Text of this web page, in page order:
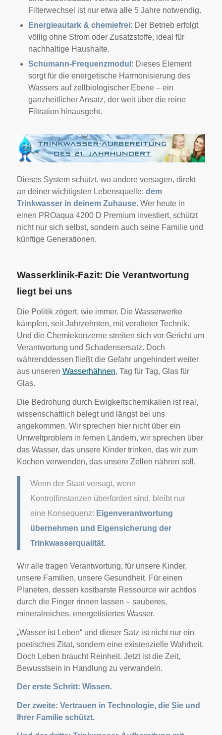
Filterwechsel ist nur etwa alle 5 Jahre notwendig.
Energieautark & chemiefrei: Der Betrieb erfolgt
völlig ohne Strom oder Zusatzstoffe, ideal für
nachhaltige Haushalte.
Schumann-Frequenzmodul : Dieses Element
sorgt für die energetische Harmonisierung des
Wassers auf zellbiologischer Ebene – ein
ganzheitlicher Ansatz, der weit über die reine
Filtration hinausgeht.
Dieses System schützt, wo andere versagen, direkt
an deiner wichtigsten Lebensquelle: dem
Trinkwasser in deinem Zuhause. Wer heute in
einen PROaqua 4200 D Premium investiert, schützt
nicht nur sich selbst, sondern auch seine Familie und
künftige Generationen.
Wasserklinik-Fazit: Die Verantwortung
liegt bei uns
Die Politik zögert, wie immer. Die Wasserwerke
kämpfen, seit Jahrzehnten, mit veralteter Technik.
Und die Chemiekonzerne streiten sich vor Gericht um
Verantwortung und Schadensersatz. Doch
währenddessen fließt die Gefahr ungehindert weiter
aus unseren Wasserhähnen, Tag für Tag, Glas für
Glas.
Die Bedrohung durch Ewigkeitschemikalien ist real,
wissenschaftlich belegt und längst bei uns
angekommen. Wir sprechen hier nicht über ein
Umweltproblem in fernen Ländern, wir sprechen über
das Wasser, das unsere Kinder trinken, das wir zum
Kochen verwenden, das unsere Zellen nähren soll.
Wenn der Staat versagt, wenn
Kontrollinstanzen überfordert sind, bleibt nur
eine Konsequenz: Eigenverantwortung
übernehmen und Eigensicherung der
Trinkwasserqualität.
Wir alle tragen Verantwortung, für unsere Kinder,
unsere Familien, unsere Gesundheit. Für einen
Planeten, dessen kostbarste Ressource wir achtlos
durch die Finger rinnen lassen – sauberes,
mineralreiches, energetisiertes Wasser.
„Wasser ist Leben“ und dieser Satz ist nicht nur ein
poetisches Zitat, sondern eine existenzielle Wahrheit.
Doch Leben braucht Reinheit. Jetzt ist die Zeit,
Bewusstsein in Handlung zu verwandeln.
Der erste Schritt: Wissen.
Der zweite: Vertrauen in Technologie, die Sie und
Ihrer Familie schützt.